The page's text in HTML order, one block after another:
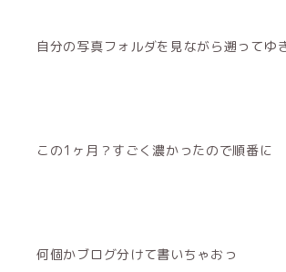
自分の写真フォルダを見ながら遡ってゆ
この1ヶ月？すごく濃かったので順番に
何個かブログ分けて書いちゃおっ